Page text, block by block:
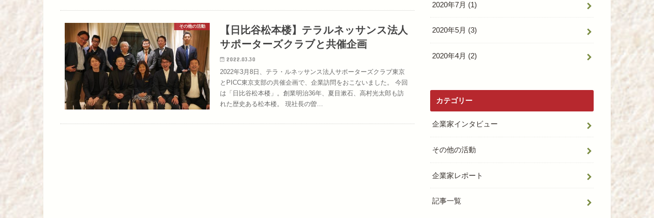
その他の活動
【日比谷松本楼】テラルネッサンス法人
サポーターズクラブと共催企画
2022.03.30
2022年3月8日、テラ・ルネッサンス法人サポーターズクラブ東京
とPICC東京支部の共催企画で、企業訪問をおこないました。 今回
は「日比谷松本楼」。創業明治36年、夏目漱石、高村光太郎も訪
れた歴史ある松本楼。 現社長の曽…
2020年7月 (1)
2020年5月 (3)
2020年4月 (2)
カテゴリー
企業家インタビュー
その他の活動
企業家レポート
記事一覧